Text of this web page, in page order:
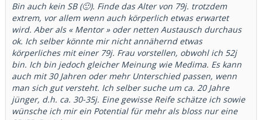
Bin auch kein SB (🙂). Finde das Alter von 79j. trotzdem
extrem, vor allem wenn auch körperlich etwas erwartet
wird. Aber als « Mentor » oder netten Austausch durchaus
ok. Ich selber könnte mir nicht annähernd etwas
körperliches mit einer 79j. Frau vorstellen, obwohl ich 52j
bin. Ich bin jedoch gleicher Meinung wie Medima. Es kann
auch mit 30 Jahren oder mehr Unterschied passen, wenn
man sich gut versteht. Ich selber suche um ca. 20 Jahre
jünger, d.h. ca. 30-35j. Eine gewisse Reife schätze ich sowie
wünsche ich mir ein Potential für mehr als bloss nur eine